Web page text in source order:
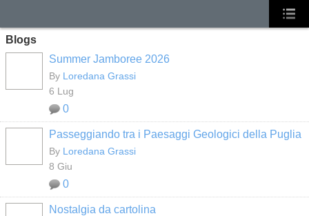
Blogs
Summer Jamboree 2026
By Loredana Grassi
6 Lug
0
Passeggiando tra i Paesaggi Geologici della Puglia
By Loredana Grassi
8 Giu
0
Nostalgia da cartolina